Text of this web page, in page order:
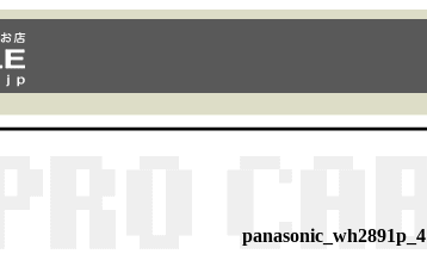
panasonic_wh2891p_4